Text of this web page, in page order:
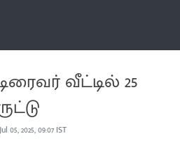
வீட்டில் 25
Jul 05, 2025, 09:07 IST